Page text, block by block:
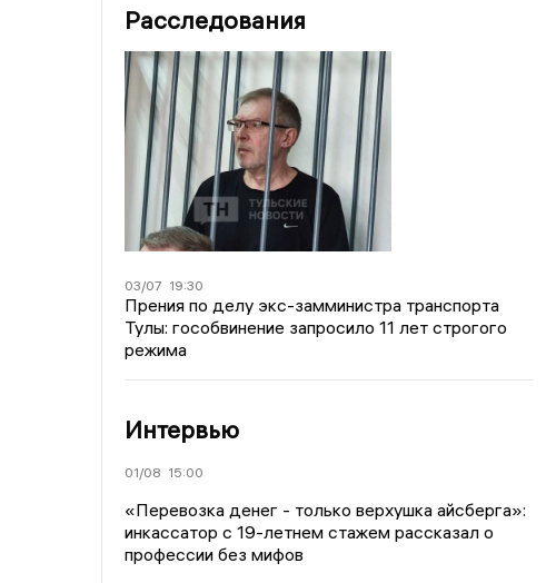
Расследования
03/07 19:30
Прения по делу экс-замминистра транспорта
Тулы: гособвинение запросило 11 лет строгого
режима
Интервью
01/08 15:00
«Перевозка денег - только верхушка айсберга»:
инкассатор с 19-летнем стажем рассказал о
профессии без мифов